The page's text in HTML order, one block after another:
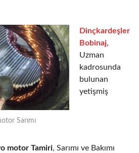
Sarımı
Dinçkardeşler
Bobinaj,
Uzman
kadrosunda
bulunan
yetişmiş
motor Tamiri, Sarımı ve Bakımı